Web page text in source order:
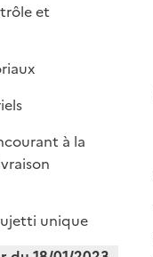
et
à la
unique